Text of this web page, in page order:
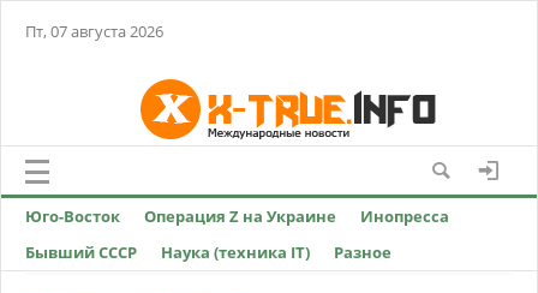
Пт, 07 августа 2026
Юго-Восток Операция Z на Украине
Инопресса
Бывший СССР
Наука (техника IT) Разное